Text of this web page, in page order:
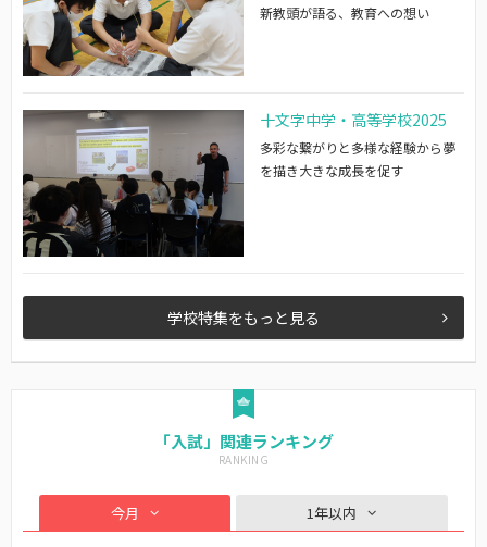
新教頭が語る、教育への想い
十文字中学・高等学校2025
多彩な繋がりと多様な経験から夢
を描き大きな成長を促す
学校特集をもっと見る
「入試」関連ランキング
今月 1年以内